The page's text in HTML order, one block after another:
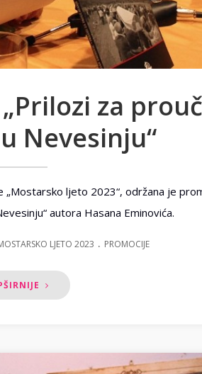
za
Nevesinju“
ljeto 2023“, održana je
autora Hasana Eminovića.
LJETO 2023 . PROMOCIJE